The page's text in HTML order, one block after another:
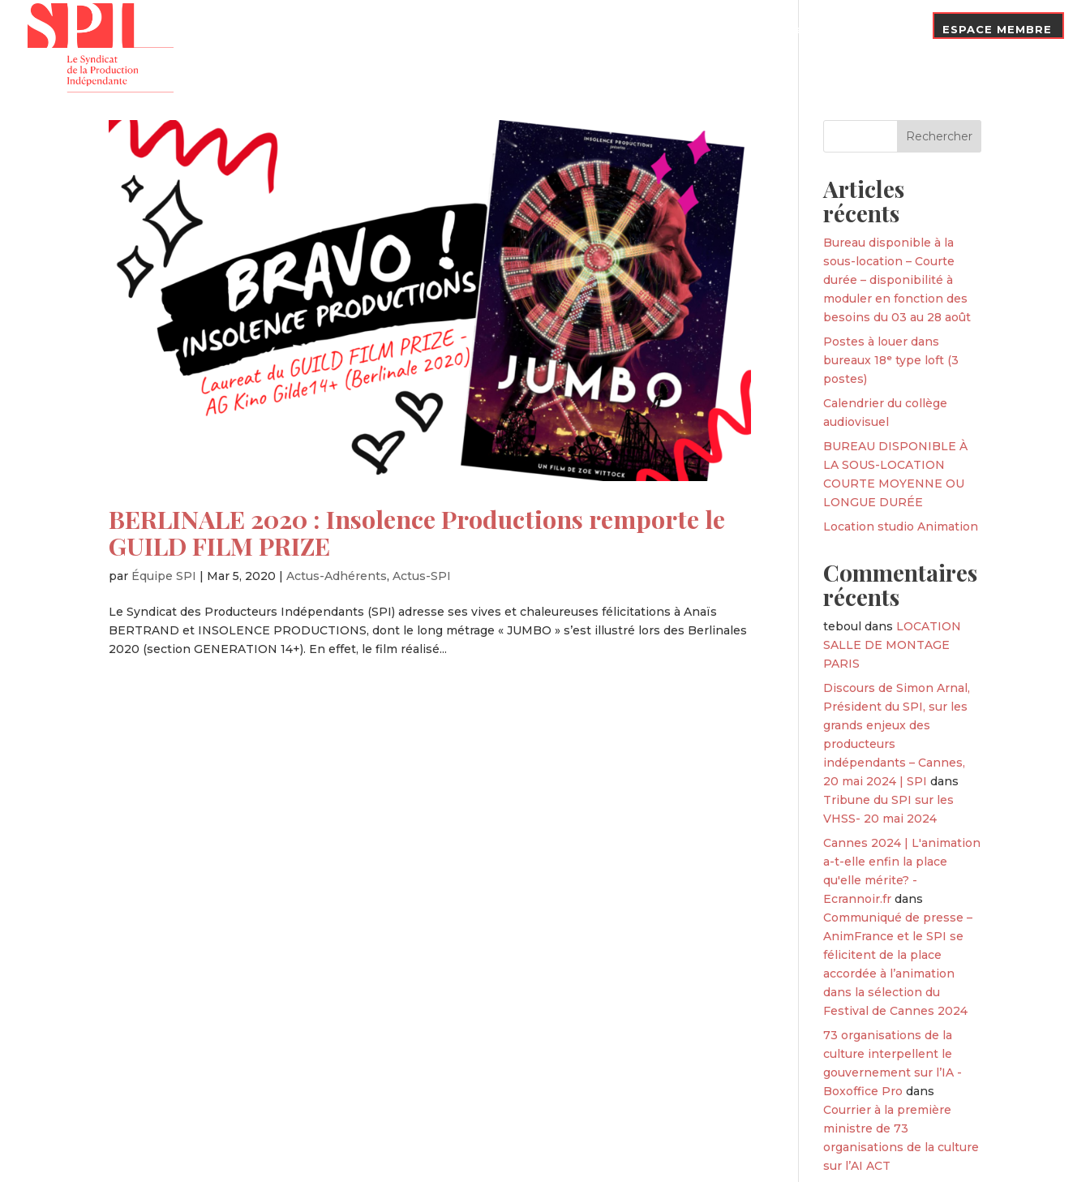
Nos Adhérents ESPACE MEMBRE
BERLINALE 2020 : Insolence Productions remporte le
GUILD FILM PRIZE
par Équipe SPI | Mar 5, 2020 |Actus-Adhérents,Actus-SPI
Le Syndicat des Producteurs Indépendants (SPI) adresse ses vives et chaleureuses félicitations à Anaïs
BERTRAND et INSOLENCE PRODUCTIONS, dont le long métrage « JUMBO » s’est illustré lors des Berlinales
2020 (section GENERATION 14+). En effet, le film réalisé...
Articles
récents
Bureau disponible à la
sous-location – Courte
durée – disponibilité à
moduler en fonction des
besoins du 03 au 28 août
Postes à louer dans
bureaux 18ᵉ type loft (3
postes)
Calendrier du collège
audiovisuel
BUREAU DISPONIBLE À
LA SOUS-LOCATION
COURTE MOYENNE OU
LONGUE DURÉE
Location studio Animation
Commentaires
récents
teboul dans LOCATION
SALLE DE MONTAGE
PARIS
Discours de Simon Arnal,
Président du SPI, sur les
grands enjeux des
producteurs
indépendants – Cannes,
20 mai 2024 | SPI dans
Tribune du SPI sur les
VHSS- 20 mai 2024
Cannes 2024 | L'animation
a-t-elle enfin la place
qu'elle mérite? -
Ecrannoir.fr dans
Communiqué de presse –
AnimFrance et le SPI se
félicitent de la place
accordée à l’animation
dans la sélection du
Festival de Cannes 2024
73 organisations de la
culture interpellent le
gouvernement sur l’IA -
Boxoffice Pro dans
Courrier à la première
ministre de 73
organisations de la culture
sur l’AI ACT